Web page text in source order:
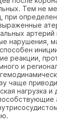
Тем не
при
артерий
нарушения,
реакции,
и
чаще
нагрузка и